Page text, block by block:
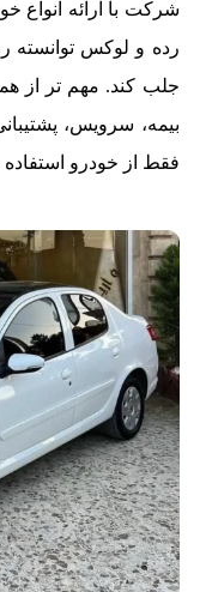
شرکت با ارائه انواع
رده و لوکس توانسته
جلب کند. مهم تر از
بیمه، سرویس،
فقط از خودرو